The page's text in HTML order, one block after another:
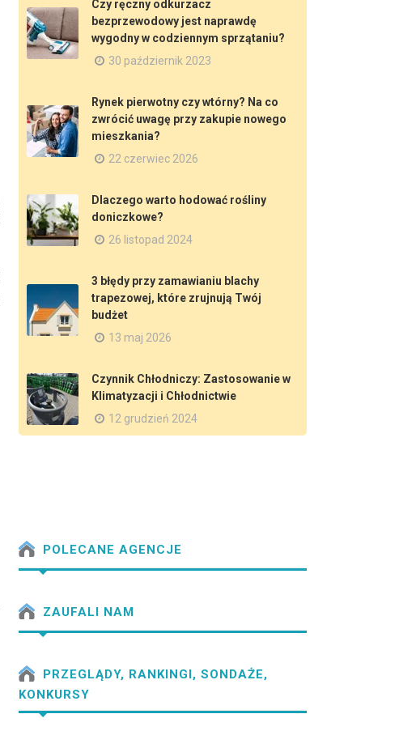
Czy ręczny odkurzacz
bezprzewodowy jest naprawdę
wygodny w codziennym sprzątaniu?
30 październik 2023
Rynek pierwotny czy wtórny? Na co
zwrócić uwagę przy zakupie nowego
mieszkania?
22 czerwiec 2026
Dlaczego warto hodować rośliny
doniczkowe?
26 listopad 2024
3 błędy przy zamawianiu blachy
trapezowej, które zrujnują Twój
budżet
13 maj 2026
Czynnik Chłodniczy: Zastosowanie w
Klimatyzacji i Chłodnictwie
12 grudzień 2024
POLECANE AGENCJE
ZAUFALI NAM
PRZEGLĄDY, RANKINGI, SONDAŻE,
KONKURSY